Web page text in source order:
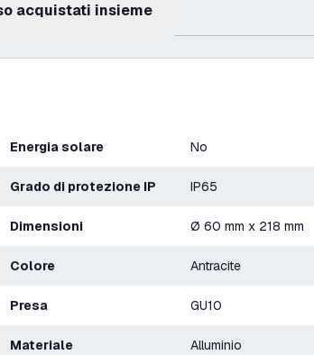
acquistati insieme
energia solare No
Grado di protezione IP IP65
Dimensioni Ø 60 mm x 218 mm
Colore Antracite
Presa GU10
Materiale Alluminio